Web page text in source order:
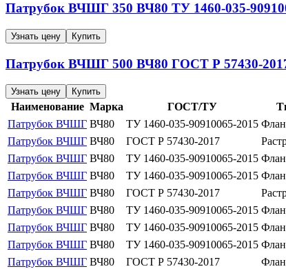
Патрубок ВЧШГ 350 ВЧ80 ТУ 1460-035-
Узнать цену Купить
Патрубок ВЧШГ 500 ВЧ80 ГОСТ Р 57430-
Узнать цену Купить
Наименование Марка ГОСТ/ТУ
Патрубок ВЧШГ ВЧ80 ТУ 1460-035-90910065-2015
Патрубок ВЧШГ ВЧ80 ГОСТ Р 57430-2017
Патрубок ВЧШГ ВЧ80 ТУ 1460-035-90910065-2015
Патрубок ВЧШГ ВЧ80 ТУ 1460-035-90910065-2015
Патрубок ВЧШГ ВЧ80 ГОСТ Р 57430-2017
Патрубок ВЧШГ ВЧ80 ТУ 1460-035-90910065-2015
Патрубок ВЧШГ ВЧ80 ТУ 1460-035-90910065-2015
Патрубок ВЧШГ ВЧ80 ТУ 1460-035-90910065-2015
Патрубок ВЧШГ ВЧ80 ГОСТ Р 57430-2017